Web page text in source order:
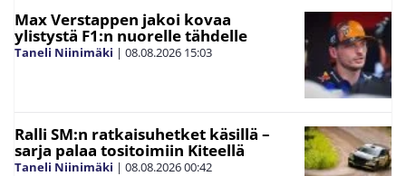
Max Verstappen jakoi kovaa
ylistystä F1:n nuorelle tähdelle
Taneli Niinimäki | 08.08.2026 15:03
Ralli SM:n ratkaisuhetket käsillä –
sarja palaa tositoimiin Kiteellä
Taneli Niinimäki | 08.08.202600:42